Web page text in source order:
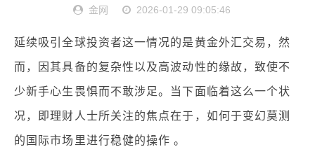
金网 2026-01-29 09:05:46
延续吸引全球投资者这一情况的是黄金外汇交易，然
而，因其具备的复杂性以及高波动性的缘故，致使不
少新手心生畏惧而不敢涉足。当下面临着这么一个状
况，即理财人士所关注的焦点在于，如何于变幻莫测
的国际市场里进行稳健的操作 。